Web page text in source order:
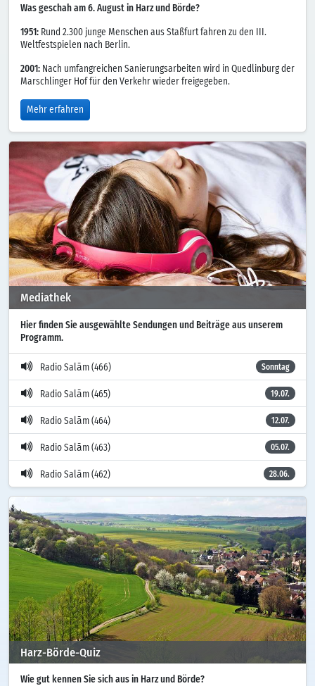
Was geschah am 6. August in Harz und Börde?
1951: Rund 2.300 junge Menschen aus Staßfurt fahren zu den III.
Weltfestspielen nach Berlin.
2001: Nach umfangreichen Sanierungsarbeiten wird in Quedlinburg der
Marschlinger Hof für den Verkehr wieder freigegeben.
Mehr erfahren
Mediathek
Hier finden Sie ausgewählte Sendungen und Beiträge aus unserem
Programm.
Radio Salām (466) Sonntag
Radio Salām (465) 19.07.
Radio Salām (464) 12.07.
Radio Salām (463) 05.07.
Radio Salām (462) 28.06.
Harz-Börde-Quiz
Wie gut kennen Sie sich aus in Harz und Börde?